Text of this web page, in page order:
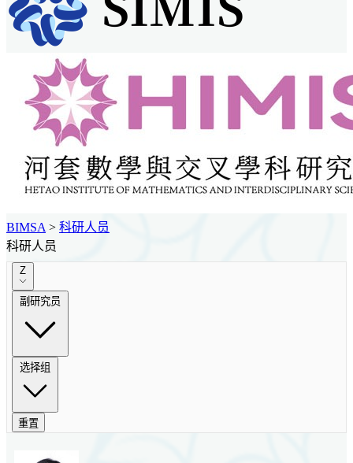
BIMSA > 科研人员
科研人员
Z
副研究员
选择组
重置